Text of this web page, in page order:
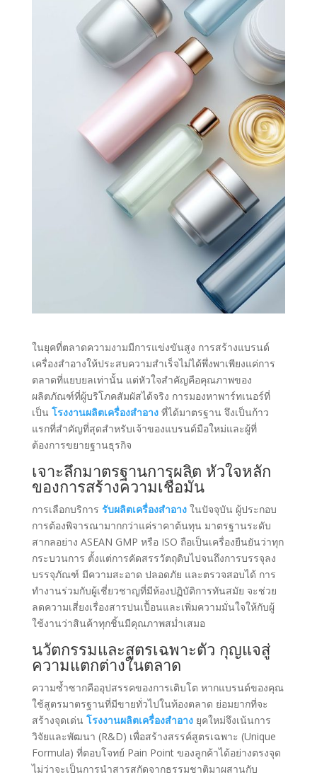
ในยุคที่ตลาดความงามมีการแข่งขันสูง การสร้างแบรนด์
เครื่องสำอางให้ประสบความสำเร็จไม่ได้พึ่งพาเพียงแค่การ
ตลาดที่แยบยลเท่านั้น แต่หัวใจสำคัญคือคุณภาพของ
ผลิตภัณฑ์ที่ผู้บริโภคสัมผัสได้จริง การมองหาพาร์ทเนอร์ที่
เป็น โรงงานผลิตเครื่องสำอางที่ได้มาตรฐาน จึงเป็นก้าว
แรกที่สำคัญที่สุดสำหรับเจ้าของแบรนด์มือใหม่และผู้ที่
ต้องการขยายฐานธุรกิจ
เจาะลึกมาตรฐานการผลิต หัวใจหลัก
ของการสร้างความเชื่อมั่น
การเลือกบริการ รับผลิตเครื่องสำอางในปัจจุบัน ผู้ประกอบ
การต้องพิจารณามากกว่าแค่ราคาต้นทุน มาตรฐานระดับ
สากลอย่าง ASEAN GMP หรือ ISO ถือเป็นเครื่องยืนยันว่าทุก
กระบวนการ ตั้งแต่การคัดสรรวัตถุดิบไปจนถึงการบรรจุลง
บรรจุภัณฑ์ มีความสะอาด ปลอดภัย และตรวจสอบได้ การ
ทำงานร่วมกับผู้เชี่ยวชาญที่มีห้องปฏิบัติการทันสมัย จะช่วย
ลดความเสี่ยงเรื่องสารปนเปื้อนและเพิ่มความมั่นใจให้กับผู้
ใช้งานว่าสินค้าทุกชิ้นมีคุณภาพสม่ำเสมอ
นวัตกรรมและสูตรเฉพาะตัว กุญแจสู่
ความแตกต่างในตลาด
ความซ้ำซากคืออุปสรรคของการเติบโต หากแบรนด์ของคุณ
ใช้สูตรมาตรฐานที่มีขายทั่วไปในท้องตลาด ย่อมยากที่จะ
สร้างจุดเด่น โรงงานผลิตเครื่องสำอางยุคใหม่จึงเน้นการ
วิจัยและพัฒนา (R&D) เพื่อสร้างสรรค์สูตรเฉพาะ (Unique
Formula) ที่ตอบโจทย์ Pain Point ของลูกค้าได้อย่างตรงจุด
ไม่ว่าจะเป็นการนำสารสกัดจากธรรมชาติมาผสานกับ